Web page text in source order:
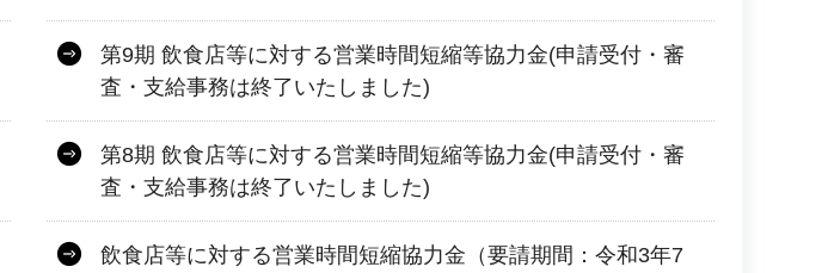
第9期 飲食店等に対する営業時間短縮等協力金(申請受付・審
査・支給事務は終了いたしました)
第8期 飲食店等に対する営業時間短縮等協力金(申請受付・審
査・支給事務は終了いたしました)
飲食店等に対する営業時間短縮協力金（要請期間：令和3年7